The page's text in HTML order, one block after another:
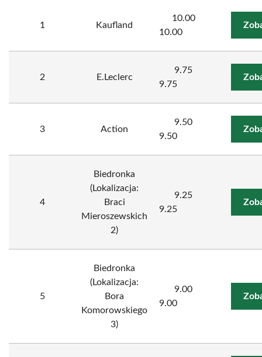
1 Kaufland
10.00
10.00
2 E.Leclerc
9.75
9.75
3 Action
9.50
9.50
4
Biedronka
(Lokalizacja:
Braci
Mieroszewskich
2)
9.25
9.25
5
Biedronka
(Lokalizacja:
Bora
Komorowskiego
3)
9.00
9.00